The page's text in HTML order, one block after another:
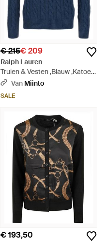
€ 215€ 209
Ralph Lauren
Truien & Vesten ,Blauw ,Katoen
Katoenen Kabel Gebreide Trui
Van Miinto
SALE
€ 193,50